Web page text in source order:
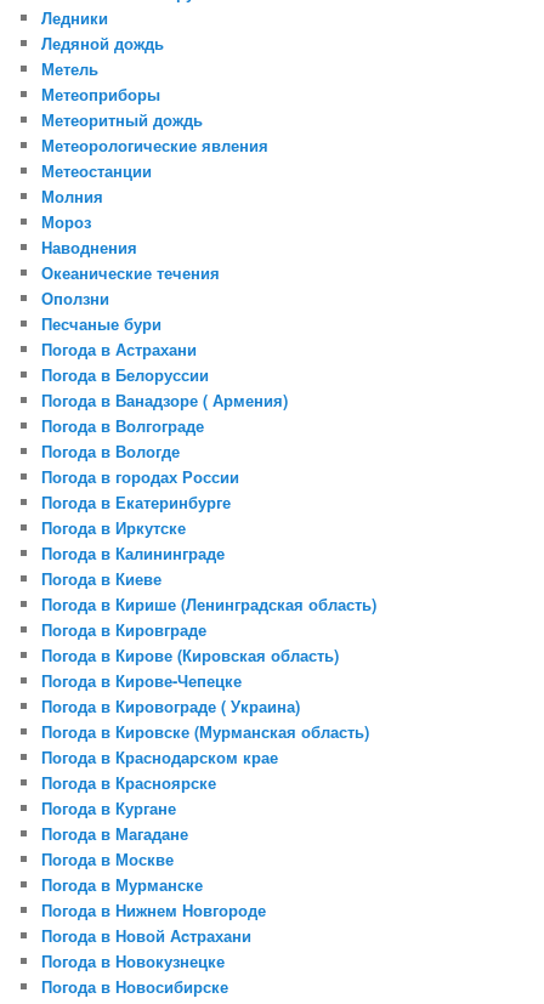
Ледники
Ледяной дождь
Метель
Метеоприборы
Метеоритный дождь
Метеорологические явления
Метеостанции
Молния
Мороз
Наводнения
Океанические течения
Оползни
Песчаные бури
Погода в Астрахани
Погода в Белоруссии
Погода в Ванадзоре ( Армения)
Погода в Волгограде
Погода в Вологде
Погода в городах России
Погода в Екатеринбурге
Погода в Иркутске
Погода в Калининграде
Погода в Киеве
Погода в Кирише (Ленинградская область)
Погода в Кировграде
Погода в Кирове (Кировская область)
Погода в Кирове-Чепецке
Погода в Кировограде ( Украина)
Погода в Кировске (Мурманская область)
Погода в Краснодарском крае
Погода в Красноярске
Погода в Кургане
Погода в Магадане
Погода в Москве
Погода в Мурманске
Погода в Нижнем Новгороде
Погода в Новой Аcтрахани
Погода в Новокузнецке
Погода в Новосибирске